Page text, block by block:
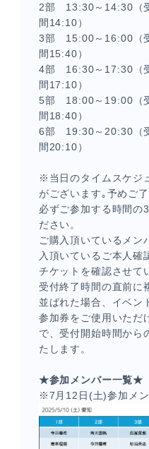
2部 13:30～14:30（
間14:10）
3部 15:00～16:00（
間15:40）
4部 16:30～17:30（
間17:10）
5部 18:00～19:00（
間18:40）
6部 19:30～20:30（
間20:10）
※当日のタイムスケジ
がございます｡予めご
必ずご参加する時間の
ださい。
ご購入頂いているメン
入頂いているご本人確
チケットを確認させて
受付終了時間の直前に
並ばれた場合、イベン
参加券をご使用いただ
で、受付開始時間から
たします。
★参加メンバー一覧★
※7月12日(土)参加メ